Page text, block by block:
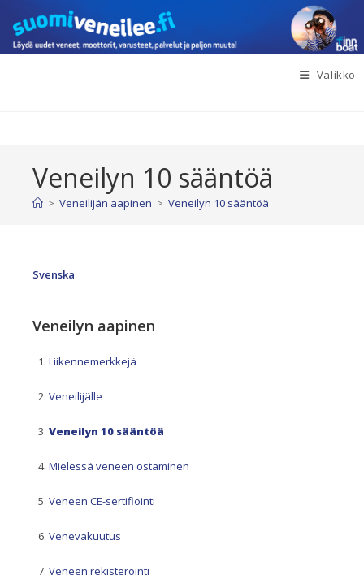
suoraan
sisältöön
Valikko
Veneilyn 10 sääntöä
> Veneilijän aapinen > Veneilyn 10 sääntöä
Svenska
Veneilyn aapinen
Liikennemerkkejä
Veneilijälle
Veneilyn 10 sääntöä
Mielessä veneen ostaminen
Veneen CE-sertifiointi
Venevakuutus
Veneen rekisteröinti